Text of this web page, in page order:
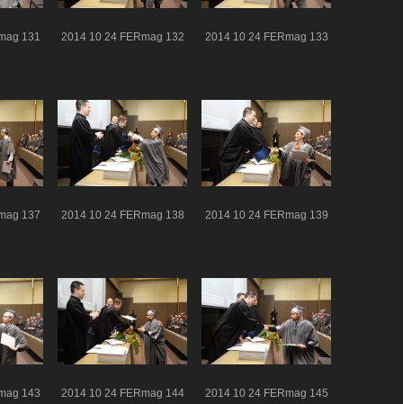
131 2014 10 24 FERmag 132 2014 10 24 FERmag 133
137 2014 10 24 FERmag 138 2014 10 24 FERmag 139
143 2014 10 24 FERmag 144 2014 10 24 FERmag 145